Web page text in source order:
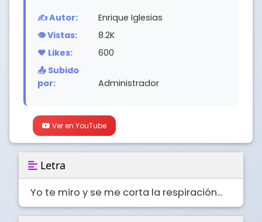
✍️ Autor:
Enrique Iglesias
👁️ Vistas:
8.2K
❤️ Likes:
600
📤 Subido
por:
Administrador
Ver en YouTube
Letra
Yo te miro y se me corta la respiración...